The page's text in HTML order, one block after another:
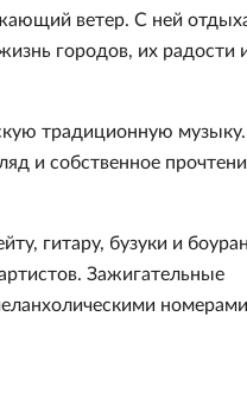
ветер. С ней
городов, их радости
традиционную
и собственное
гитару, бузуки и
Зажигательные
номерами